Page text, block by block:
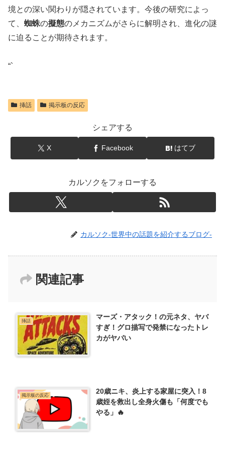
境との深い関わりが隠されています。今後の研究によっ
て、 蜘蛛の擬態のメカニズムがさらに解明され、進化の謎
に迫ることが期待されます。
“`
挿話 掲示板の反応
シェアする
X Facebook はてブ
カルソクをフォローする
カルソク-世界中の話題を紹介するブログ-
関連記事
挿話
マーズ・アタック！の元ネタ、ヤバ
すぎ！グロ描写で発禁になったトレ
カがヤバい
掲示板の反応
20歳ニキ、炎上する家屋に突入！8
歳姪を救出し全身火傷も「何度でも
やる」🔥